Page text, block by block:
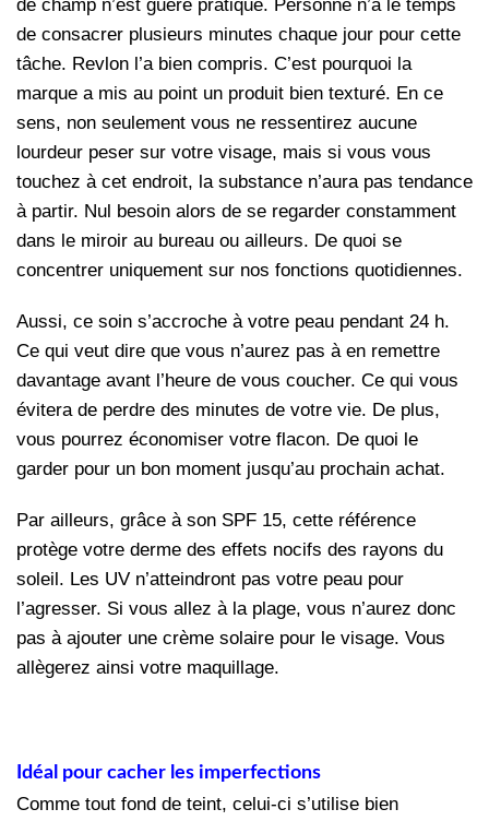
de champ n’est guère pratique. Personne n’a le temps
de consacrer plusieurs minutes chaque jour pour cette
tâche. Revlon l’a bien compris. C’est pourquoi la
marque a mis au point un produit bien texturé. En ce
sens, non seulement vous ne ressentirez aucune
lourdeur peser sur votre visage, mais si vous vous
touchez à cet endroit, la substance n’aura pas tendance
à partir. Nul besoin alors de se regarder constamment
dans le miroir au bureau ou ailleurs. De quoi se
concentrer uniquement sur nos fonctions quotidiennes.
Aussi, ce soin s’accroche à votre peau pendant 24 h.
Ce qui veut dire que vous n’aurez pas à en remettre
davantage avant l’heure de vous coucher. Ce qui vous
évitera de perdre des minutes de votre vie. De plus,
vous pourrez économiser votre flacon. De quoi le
garder pour un bon moment jusqu’au prochain achat.
Par ailleurs, grâce à son SPF 15, cette référence
protège votre derme des effets nocifs des rayons du
soleil. Les UV n’atteindront pas votre peau pour
l’agresser. Si vous allez à la plage, vous n’aurez donc
pas à ajouter une crème solaire pour le visage. Vous
allègerez ainsi votre maquillage.
Idéal pour cacher les imperfections
Comme tout fond de teint, celui-ci s’utilise bien